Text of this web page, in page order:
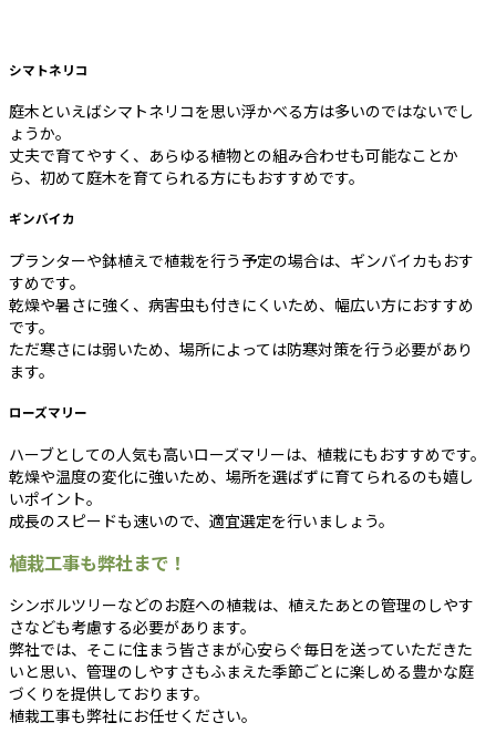
シマトネリコ
庭木といえばシマトネリコを思い浮かべる方は多いのではないでし
ょうか。
丈夫で育てやすく、あらゆる植物との組み合わせも可能なことか
ら、初めて庭木を育てられる方にもおすすめです。
ギンバイカ
プランターや鉢植えで植栽を行う予定の場合は、ギンバイカもおす
すめです。
乾燥や暑さに強く、病害虫も付きにくいため、幅広い方におすすめ
です。
ただ寒さには弱いため、場所によっては防寒対策を行う必要があり
ます。
ローズマリー
ハーブとしての人気も高いローズマリーは、植栽にもおすすめです。
乾燥や温度の変化に強いため、場所を選ばずに育てられるのも嬉し
いポイント。
成長のスピードも速いので、適宜選定を行いましょう。
植栽工事も弊社まで！
シンボルツリーなどのお庭への植栽は、植えたあとの管理のしやす
さなども考慮する必要があります。
弊社では、そこに住まう皆さまが心安らぐ毎日を送っていただきた
いと思い、管理のしやすさもふまえた季節ごとに楽しめる豊かな庭
づくりを提供しております。
植栽工事も弊社にお任せください。